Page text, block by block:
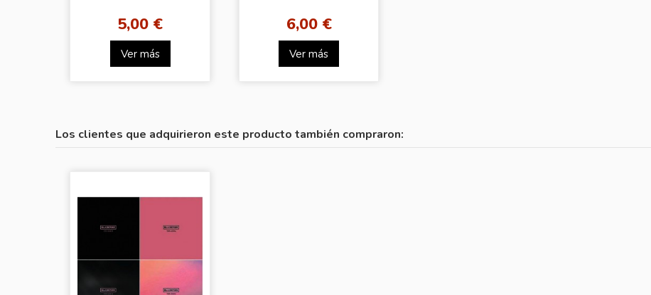
5,00 €
Ver más
6,00 €
Ver más
Los clientes que adquirieron este producto también compraron: